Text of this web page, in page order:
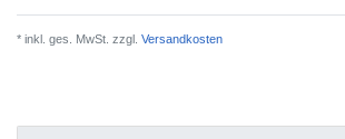
* inkl. ges. MwSt. zzgl. Versandkosten